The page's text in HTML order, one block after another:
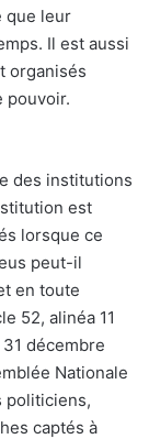
que leur
Il est aussi
organisés
pouvoir.
des institutions
est
lorsque ce
peut-il
en toute
52, alinéa 11
décembre
Nationale
politiciens,
captés à